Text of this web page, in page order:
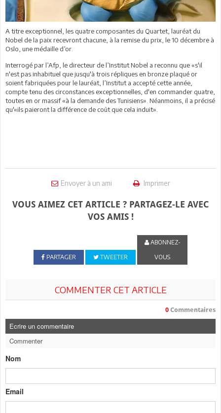
A titre exceptionnel, les quatre composantes du Quartet, lauréat du
Nobel de la paix recevront chacune, à la remise du prix, le 10 décembre à
Oslo, une médaille d’or.
Interrogé par l’Afp, le directeur de l’Institut Nobel a reconnu que «s'il
n'est pas inhabituel que jusqu'à trois répliques en bronze plaqué or
soient fabriquées pour le lauréat, l’Institut a accepté cette année,
compte tenu des circonstances exceptionnelles, d'en commander quatre,
toutes en or massif «à la demande des Tunisiens». Néanmoins, il a précisé
qu'«ils paieront la différence de coût que cela induit».
Envoyer à un ami Imprimer
VOUS AIMEZ CET ARTICLE ? PARTAGEZ-LE AVEC
VOS AMIS !
PARTAGER TWEETER
ABONNEZ-
VOUS
COMMENTER CET ARTICLE
0 Commentaires
Ecrire un commentaire
Commenter
Nom
Email